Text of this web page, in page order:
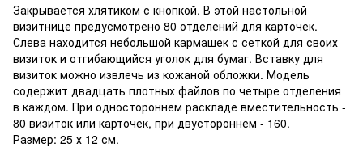
Закрывается хлятиком с кнопкой. В этой настольной
визитнице предусмотрено 80 отделений для карточек.
Слева находится небольшой кармашек с сеткой для своих
визиток и отгибающийся уголок для бумаг. Вставку для
визиток можно извлечь из кожаной обложки. Модель
содержит двадцать плотных файлов по четыре отделения
в каждом. При одностороннем раскладе вместительность -
80 визиток или карточек, при двустороннем - 160.
Размер: 25 х 12 см.